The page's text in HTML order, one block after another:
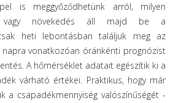
is meggyőződhetünk arról, milyen
vagy növekedés áll majd be a
heti lebontásban találjuk meg az
vonatkozóan óránkénti prognózist
A hőmérséklet adatait egészítik ki a
várható értékei. Praktikus, hogy már
a csapadékmennyiség valószínűségét -